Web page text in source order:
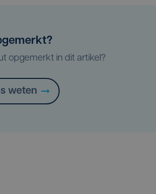
opgemerkt in dit artikel?
weten